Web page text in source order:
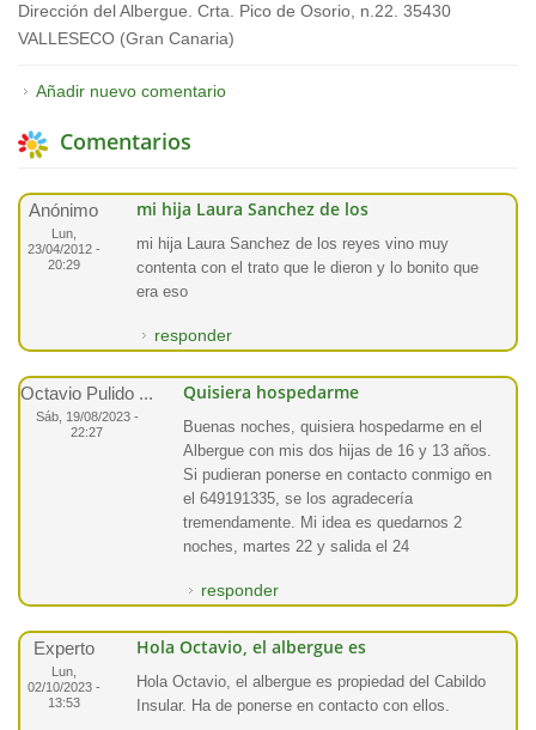
Dirección del Albergue. Crta. Pico de Osorio, n.22. 35430
VALLESECO (Gran Canaria)
Añadir nuevo comentario
Comentarios
Anónimo
Lun,
23/04/2012 -
20:29
mi hija Laura Sanchez de los
mi hija Laura Sanchez de los reyes vino muy
contenta con el trato que le dieron y lo bonito que
era eso
responder
Octavio Pulido ...
Sáb, 19/08/2023 -
22:27
Quisiera hospedarme
Buenas noches, quisiera hospedarme en el
Albergue con mis dos hijas de 16 y 13 años.
Si pudieran ponerse en contacto conmigo en
el 649191335, se los agradecería
tremendamente. Mi idea es quedarnos 2
noches, martes 22 y salida el 24
responder
Experto
Lun,
02/10/2023 -
13:53
Hola Octavio, el albergue es
Hola Octavio, el albergue es propiedad del Cabildo
Insular. Ha de ponerse en contacto con ellos.